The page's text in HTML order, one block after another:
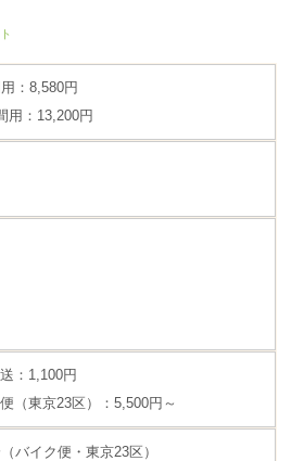
：8,580円
用：13,200円
：1,100円
（東京23区）：5,500円～
バイク便・東京23区）